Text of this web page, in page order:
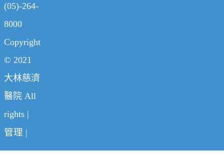
(05)-264-
8000
Copyright
© 2021
大林慈濟
醫院 All
rights |
管理 |